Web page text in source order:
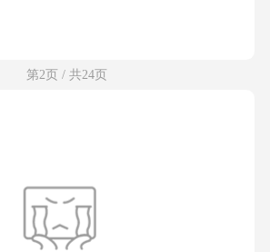
第2页 / 共24页